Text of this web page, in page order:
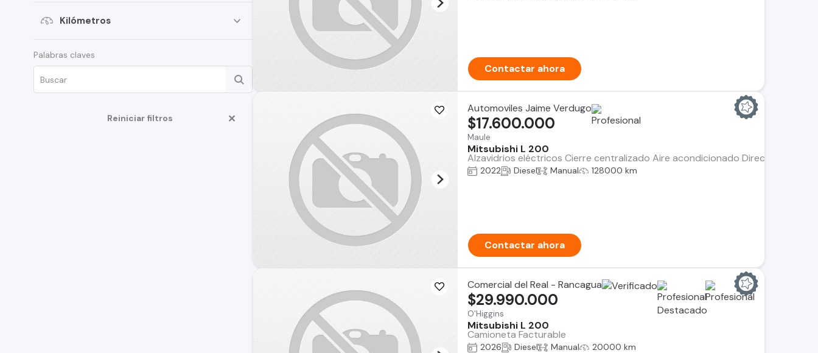
Chery
Kilómetros
Palabras claves
Reiniciar filtros
Contactar ahora
Automoviles Jaime Verdugo
Maule
Mitsubishi L 200
Alzavidrios eléctricos Cierre centralizado Aire acondicionado Dirección
$17.600.000
2022 Diesel Manual 128000 km
Contactar ahora
Comercial del Real - Rancagua
O'Higgins
Mitsubishi L 200
Camioneta Facturable
$29.990.000
2026 Diesel Manual 20000 km